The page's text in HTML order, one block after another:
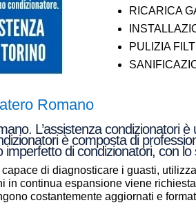
RICARICA
PULIZIA
Romano
L’assistenza condizionatori
è composta di
di condizionatori, con
di diagnosticare i guasti,
in continua espansione viene
costantemente aggiornati e